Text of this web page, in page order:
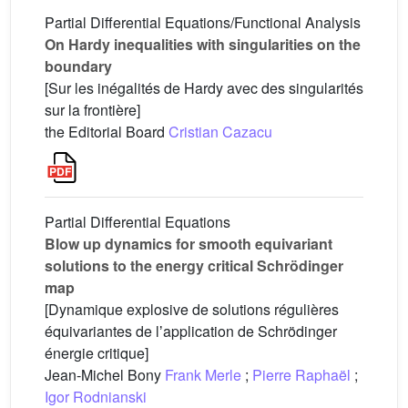
Partial Differential Equations/Functional Analysis
On Hardy inequalities with singularities on the
boundary
[Sur les inégalités de Hardy avec des singularités
sur la frontière]
the Editorial Board Cristian Cazacu
Partial Differential Equations
Blow up dynamics for smooth equivariant
solutions to the energy critical Schrödinger
map
[Dynamique explosive de solutions régulières
équivariantes de lʼapplication de Schrödinger
énergie critique]
Jean-Michel Bony Frank Merle ; Pierre Raphaël ;
Igor Rodnianski